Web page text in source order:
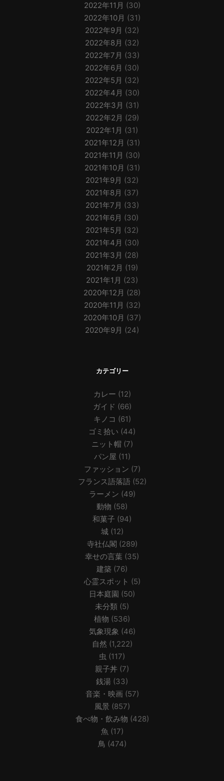
2022年11月 (30)
2022年10月 (31)
2022年9月 (32)
2022年8月 (32)
2022年7月 (33)
2022年6月 (30)
2022年5月 (32)
2022年4月 (30)
2022年3月 (31)
2022年2月 (29)
2022年1月 (31)
2021年12月 (31)
2021年11月 (30)
2021年10月 (31)
2021年9月 (32)
2021年8月 (37)
2021年7月 (33)
2021年6月 (30)
2021年5月 (32)
2021年4月 (30)
2021年3月 (28)
2021年2月 (19)
2021年1月 (23)
2020年12月 (28)
2020年11月 (32)
2020年10月 (37)
2020年9月 (24)
カテゴリー
カレー (12)
ガイド (66)
キノコ (61)
ゴミ拾い (44)
ニット帽 (7)
パン屋 (11)
ファッション (7)
フランス語落語 (52)
ラーメン (49)
動物 (58)
和菓子 (94)
城(12)
寺社仏閣 (289)
幸せの言葉 (35)
建築 (76)
心霊スポット (5)
日本庭園 (50)
未分類 (5)
植物 (536)
気象現象 (46)
自然 (1,222)
虫 (117)
親子丼 (7)
銭湯 (33)
音楽・映画 (57)
風景(857)
食べ物・飲み物 (428)
魚 (17)
鳥 (474)